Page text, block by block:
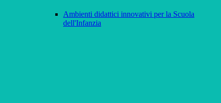
Ambienti didattici innovativi per la Scuola
dell'Infanzia